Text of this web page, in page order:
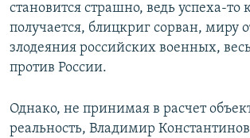
становится страшно, ведь успеха-то
получается, блицкриг сорван, миру
злодеяния российских военных,
против России.
Однако, не принимая в расчет
реальность, Владимир